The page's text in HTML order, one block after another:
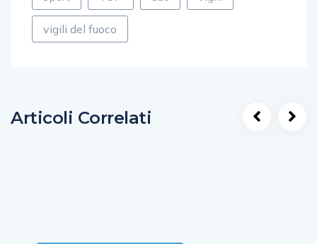
vigili del fuoco
Articoli Correlati